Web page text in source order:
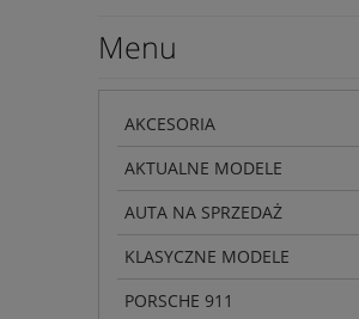
Menu
AKCESORIA
AKTUALNE MODELE
AUTA NA SPRZEDAŻ
KLASYCZNE MODELE
PORSCHE 911